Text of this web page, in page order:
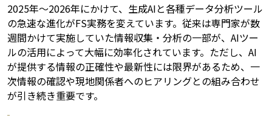
2025年〜2026年にかけて、生成AIと各種データ分析ツール
の急速な進化がFS実務を変えています。従来は専門家が数
週間かけて実施していた情報収集・分析の一部が、AIツー
ルの活用によって大幅に効率化されています。ただし、AI
が提供する情報の正確性や最新性には限界があるため、一
次情報の確認や現地関係者へのヒアリングとの組み合わせ
が引き続き重要です。